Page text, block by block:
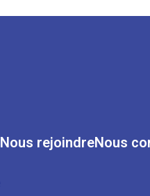
Nous rejoindreNous